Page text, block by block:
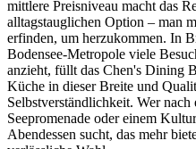
mittlere Preisniveau macht das
alltagstauglichen Option – man
erfinden, um herzukommen. In
Bodensee-Metropole viele
anzieht, füllt das Chen's Dining
Küche in dieser Breite und
Selbstverständlichkeit. Wer
Seepromenade oder einem
Abendessen sucht, das mehr